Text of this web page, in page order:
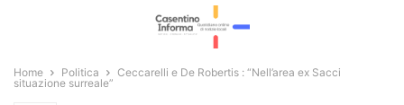
Home Politica
Ceccarelli e De Robertis : “Nell’area ex Sacci
situazione surreale”